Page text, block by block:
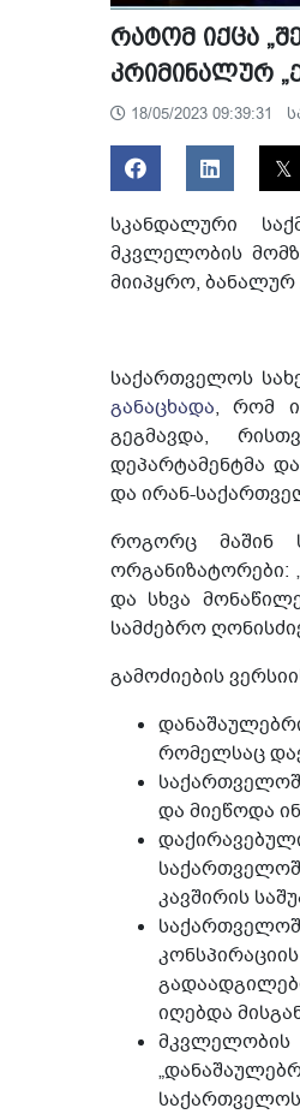
რატომ იქცა
კრიმინალურ
18/05/2023 09:39:31
სკანდალური
მკვლელობის
მიიპყრო, ბანალურ
საქართველოს
განაცხადა, რომ
გეგმავდა,
დეპარტამენტმა
და ირან-
როგორც მაშინ
ორგანიზატორები:
და სხვა
სამძებრო
გამოძიების
რომელსაც
და მიეწოდა
კავშირის
იღებდა
საქართველოს